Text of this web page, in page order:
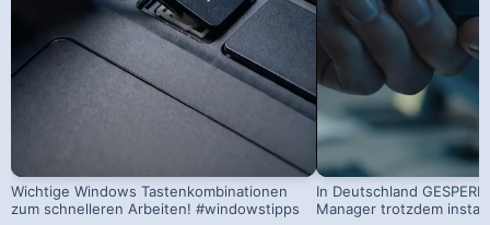
Wichtige Windows Tastenkombinationen
zum schnelleren Arbeiten! #windowstipps
In Deutschland
Manager trotzdem